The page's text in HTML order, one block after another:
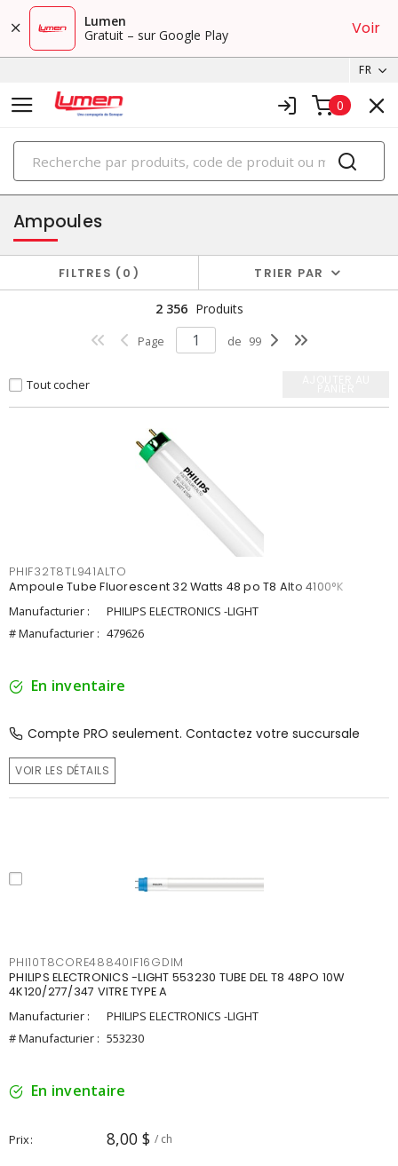
Lumen
Gratuit – sur Google Play
Voir
FR
0
PRODUITS
éclairage
Ampoules
FILTRES 0 TRIER PAR
2 356 Produits
Page de 99
Tout cocher
PHIF32T8TL941ALTO
Ampoule Tube Fluorescent 32 Watts 48 po T8 Alto 4100°K
Manufacturier :
PHILIPS ELECTRONICS -LIGHT
# Manufacturier : 479626
En inventaire
Compte PRO seulement. Contactez votre succursale
VOIR LES DÉTAILS
PHI10T8CORE48840IF16GDIM
PHILIPS ELECTRONICS -LIGHT 553230 TUBE DEL T8 48PO 10W
4K120/277/347 VITRE TYPE A
Manufacturier :
PHILIPS ELECTRONICS -LIGHT
# Manufacturier : 553230
En inventaire
Prix 8,00 $ / ch